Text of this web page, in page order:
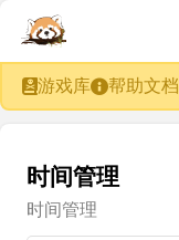
游戏库 帮助文档
时间管理
时间管理